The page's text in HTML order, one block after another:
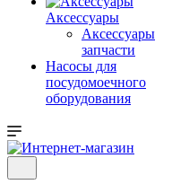
Аксессуары
Аксессуары
запчасти
Насосы для
посудомоечного
оборудования